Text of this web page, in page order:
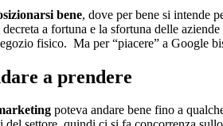
bene, dove per bene si intende
a fortuna e la sfortuna delle
fisico. Ma per “piacere” a Google
a prendere
poteva andare bene fino a